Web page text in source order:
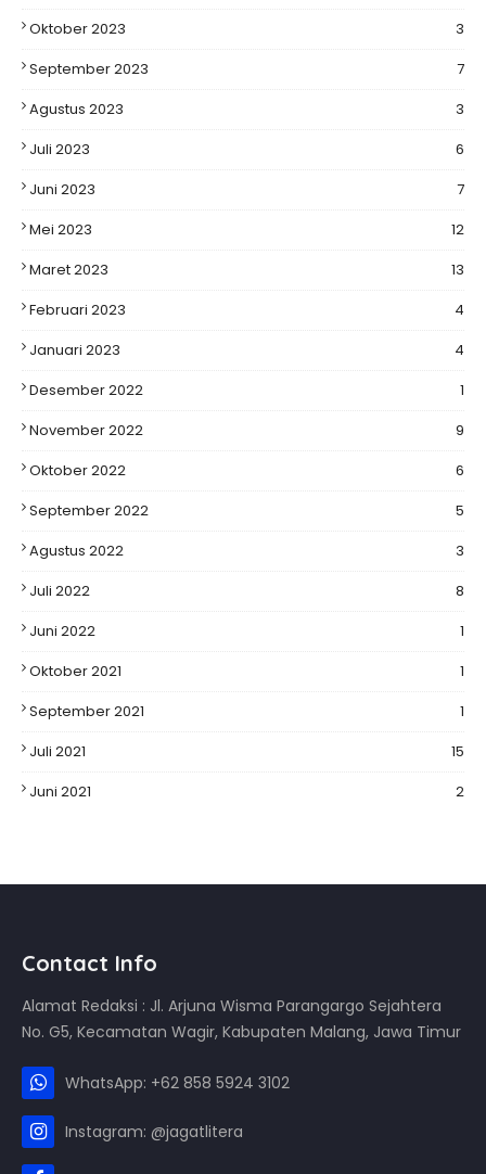
Oktober 2023
3
September 2023
7
Agustus 2023
3
Juli 2023
6
Juni 2023
7
Mei 2023
12
Maret 2023
13
Februari 2023
4
Januari 2023
4
Desember 2022
1
November 2022
9
Oktober 2022
6
September 2022
5
Agustus 2022
3
Juli 2022
8
Juni 2022
1
Oktober 2021
1
September 2021
1
Juli 2021
15
Juni 2021
2
Contact Info
Alamat Redaksi : Jl. Arjuna Wisma Parangargo Sejahtera
No. G5, Kecamatan Wagir, Kabupaten Malang, Jawa Timur
WhatsApp: +62 858 5924 3102
Instagram: @jagatlitera